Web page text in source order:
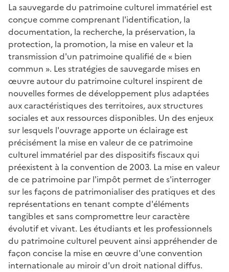
La sauvegarde du patrimoine culturel immatériel est
conçue comme comprenant l'identification, la
documentation, la recherche, la préservation, la
protection, la promotion, la mise en valeur et la
transmission d'un patrimoine qualifié de « bien
commun ». Les stratégies de sauvegarde mises en
œuvre autour du patrimoine culturel inspirent de
nouvelles formes de développement plus adaptées
aux caractéristiques des territoires, aux structures
sociales et aux ressources disponibles. Un des enjeux
sur lesquels l'ouvrage apporte un éclairage est
précisément la mise en valeur de ce patrimoine
culturel immatériel par des dispositifs fiscaux qui
préexistent à la convention de 2003. La mise en valeur
de ce patrimoine par l'impôt permet de s'interroger
sur les façons de patrimonialiser des pratiques et des
représentations en tenant compte d'éléments
tangibles et sans compromettre leur caractère
évolutif et vivant. Les étudiants et les professionnels
du patrimoine culturel peuvent ainsi appréhender de
façon concise la mise en œuvre d'une convention
internationale au miroir d'un droit national diffus.